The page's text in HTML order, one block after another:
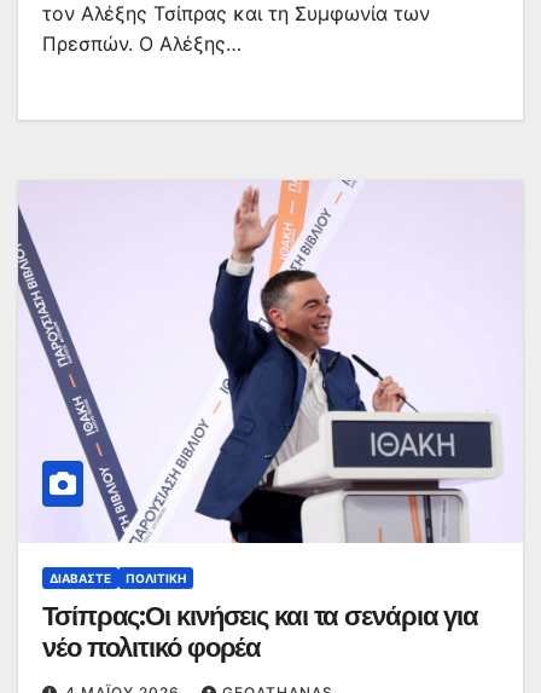
τον Αλέξης Τσίπρας και τη Συμφωνία των
Πρεσπών. Ο Αλέξης…
ΔΙΑΒΆΣΤΕ ΠΟΛΙΤΙΚΉ
Τσίπρας:Οι κινήσεις και τα σενάρια για
νέο πολιτικό φορέα